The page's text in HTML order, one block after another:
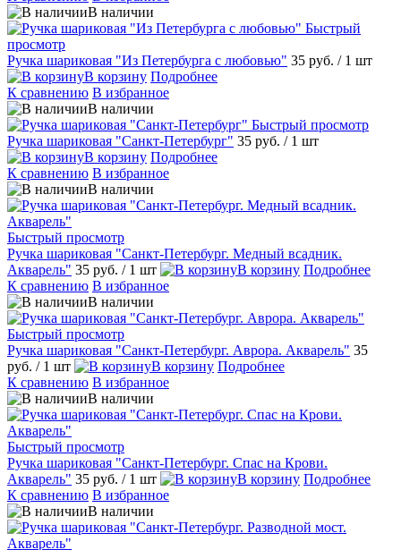
В наличии
Быстрый
просмотр
Ручка шариковая "Из Петербурга с любовью" 35 руб. / 1 шт
В корзину Подробнее
К сравнению В избранное
В наличии
Быстрый просмотр
Ручка шариковая "Санкт-Петербург" 35 руб. / 1 шт
В корзину Подробнее
К сравнению В избранное
В наличии
Быстрый просмотр
Ручка шариковая "Санкт-Петербург. Медный всадник.
Акварель" 35 руб. / 1 шт В корзину Подробнее
К сравнению В избранное
В наличии
Быстрый просмотр
Ручка шариковая "Санкт-Петербург. Аврора. Акварель" 35
руб. / 1 шт В корзину Подробнее
К сравнению В избранное
В наличии
Быстрый просмотр
Ручка шариковая "Санкт-Петербург. Спас на Крови.
Акварель" 35 руб. / 1 шт В корзину Подробнее
К сравнению В избранное
В наличии